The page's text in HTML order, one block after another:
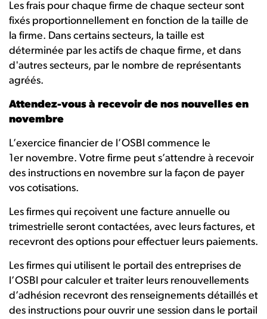
Les frais pour chaque firme de chaque secteur sont
fixés proportionnellement en fonction de la taille de
la firme. Dans certains secteurs, la taille est
déterminée par les actifs de chaque firme, et dans
d'autres secteurs, par le nombre de représentants
agréés.
Attendez-vous à recevoir de nos nouvelles en
novembre
L’exercice financier de l’OSBI commence le
1er novembre. Votre firme peut s’attendre à recevoir
des instructions en novembre sur la façon de payer
vos cotisations.
Les firmes qui reçoivent une facture annuelle ou
trimestrielle seront contactées, avec leurs factures, et
recevront des options pour effectuer leurs paiements.
Les firmes qui utilisent le portail des entreprises de
l’OSBI pour calculer et traiter leurs renouvellements
d’adhésion recevront des renseignements détaillés et
des instructions pour ouvrir une session dans le portail